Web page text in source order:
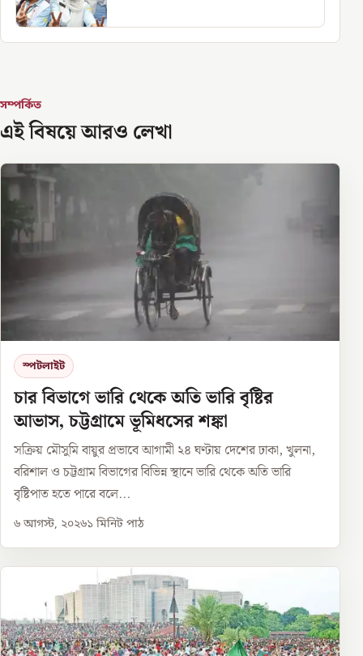
সম্পর্কিত
এই বিষয়ে আরও লেখা
স্পটলাইট
চার বিভাগে ভারি থেকে অতি ভারি বৃষ্টির
আভাস, চট্টগ্রামে ভূমিধসের শঙ্কা
সক্রিয় মৌসুমি বায়ুর প্রভাবে আগামী ২৪ ঘণ্টায় দেশের ঢাকা, খুলনা,
বরিশাল ও চট্টগ্রাম বিভাগের বিভিন্ন স্থানে ভারি থেকে অতি ভারি
বৃষ্টিপাত হতে পারে বলে...
৬ আগস্ট, ২০২৬১ মিনিট পাঠ